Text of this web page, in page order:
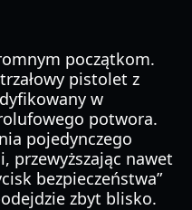
początkom.
pistolet z
w
potwora.
pojedynczego
przewyższając nawet
bezpieczeństwa”
zbyt blisko.